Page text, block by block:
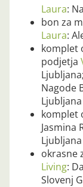
Laura:
bon za
Laura:
komplet
podjetja
Nagode
komplet
Jasmina
okrasne
Living:
Slovenj